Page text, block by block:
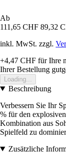
Ab
111,65 CHF 89,32
inkl. MwSt. zzgl.
+4,47 CHF für Ihre
Ihrer Bestellung
Loading...
Beschreibung
Verbessern Sie Ihr
% für den
Kombination aus
Spielfeld zu
Zusätzliche